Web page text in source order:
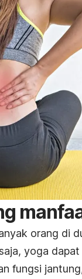
orang di
yoga
fungsi